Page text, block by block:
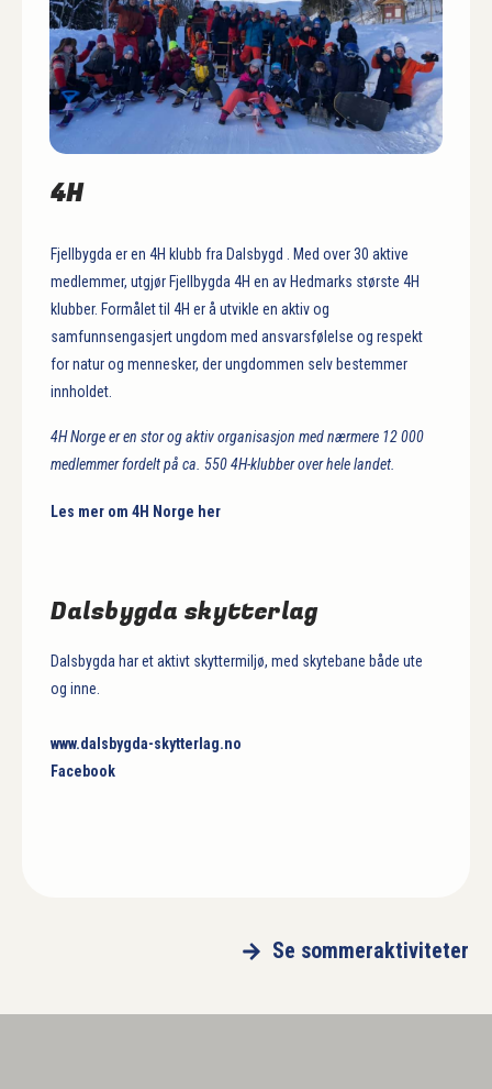
4H
Fjellbygda er en 4H klubb fra Dalsbygd . Med over 30 aktive
medlemmer, utgjør Fjellbygda 4H en av Hedmarks største 4H
klubber. Formålet til 4H er å utvikle en aktiv og
samfunnsengasjert ungdom med ansvarsfølelse og respekt
for natur og mennesker, der ungdommen selv bestemmer
innholdet.
4H Norge er en stor og aktiv organisasjon med nærmere 12 000
medlemmer fordelt på ca. 550 4H-klubber over hele landet.
Les mer om 4H Norge her
Dalsbygda skytterlag
Dalsbygda har et aktivt skyttermiljø, med skytebane både ute
og inne.
www.dalsbygda-skytterlag.no
Facebook
Se sommeraktiviteter